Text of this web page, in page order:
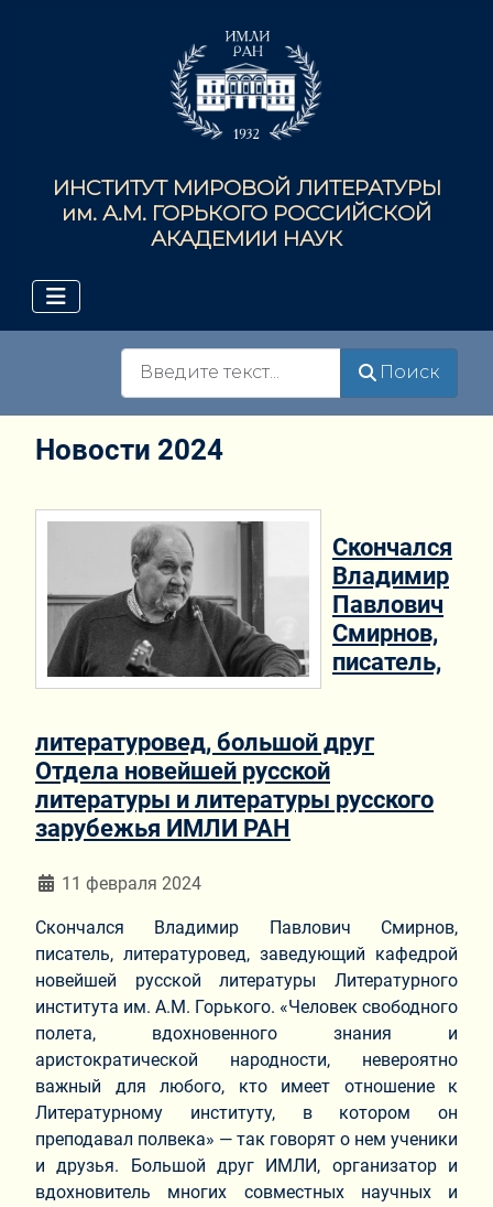
ИНСТИТУТ МИРОВОЙ ЛИТЕРАТУРЫ
им. А.М. ГОРЬКОГО РОССИЙСКОЙ
АКАДЕМИИ НАУК
Поиск
Новости 2024
Скончался
Владимир
Павлович
Смирнов,
писатель,
литературовед, большой друг
Отдела новейшей русской
литературы и литературы русского
зарубежья ИМЛИ РАН
Информация о материале
11 февраля 2024
Скончался Владимир Павлович Смирнов,
писатель, литературовед, заведующий кафедрой
новейшей русской литературы Литературного
института им. А.М. Горького. «Человек свободного
полета, вдохновенного знания и
аристократической народности, невероятно
важный для любого, кто имеет отношение к
Литературному институту, в котором он
преподавал полвека» — так говорят о нем ученики
и друзья. Большой друг ИМЛИ, организатор и
вдохновитель многих совместных научных и